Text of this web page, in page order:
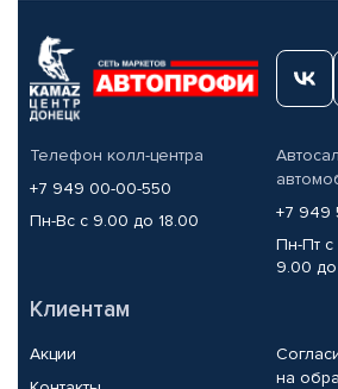
Телефон колл-центра
+7 949 00-00-550
Пн-Вс с 9.00 до 18.00
+7 949
Пн-Пт
9.00 до
Клиентам
Акции
на